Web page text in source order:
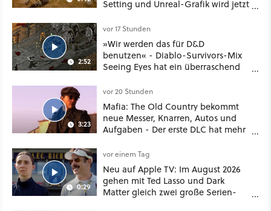
Setting und Unreal-Grafik wird jetzt
2:52
vor 17 Stunden
»Wir werden das für D&D
benutzen« - Diablo-Survivors-Mix
Seeing Eyes hat ein überraschend
3:23
vor 20 Stunden
Mafia: The Old Country bekommt
neue Messer, Knarren, Autos und
Aufgaben - Der erste DLC hat mehr
0:29
vor einem Tag
Neu auf Apple TV: Im August 2026
gehen mit Ted Lasso und Dark
Matter gleich zwei große Serien-